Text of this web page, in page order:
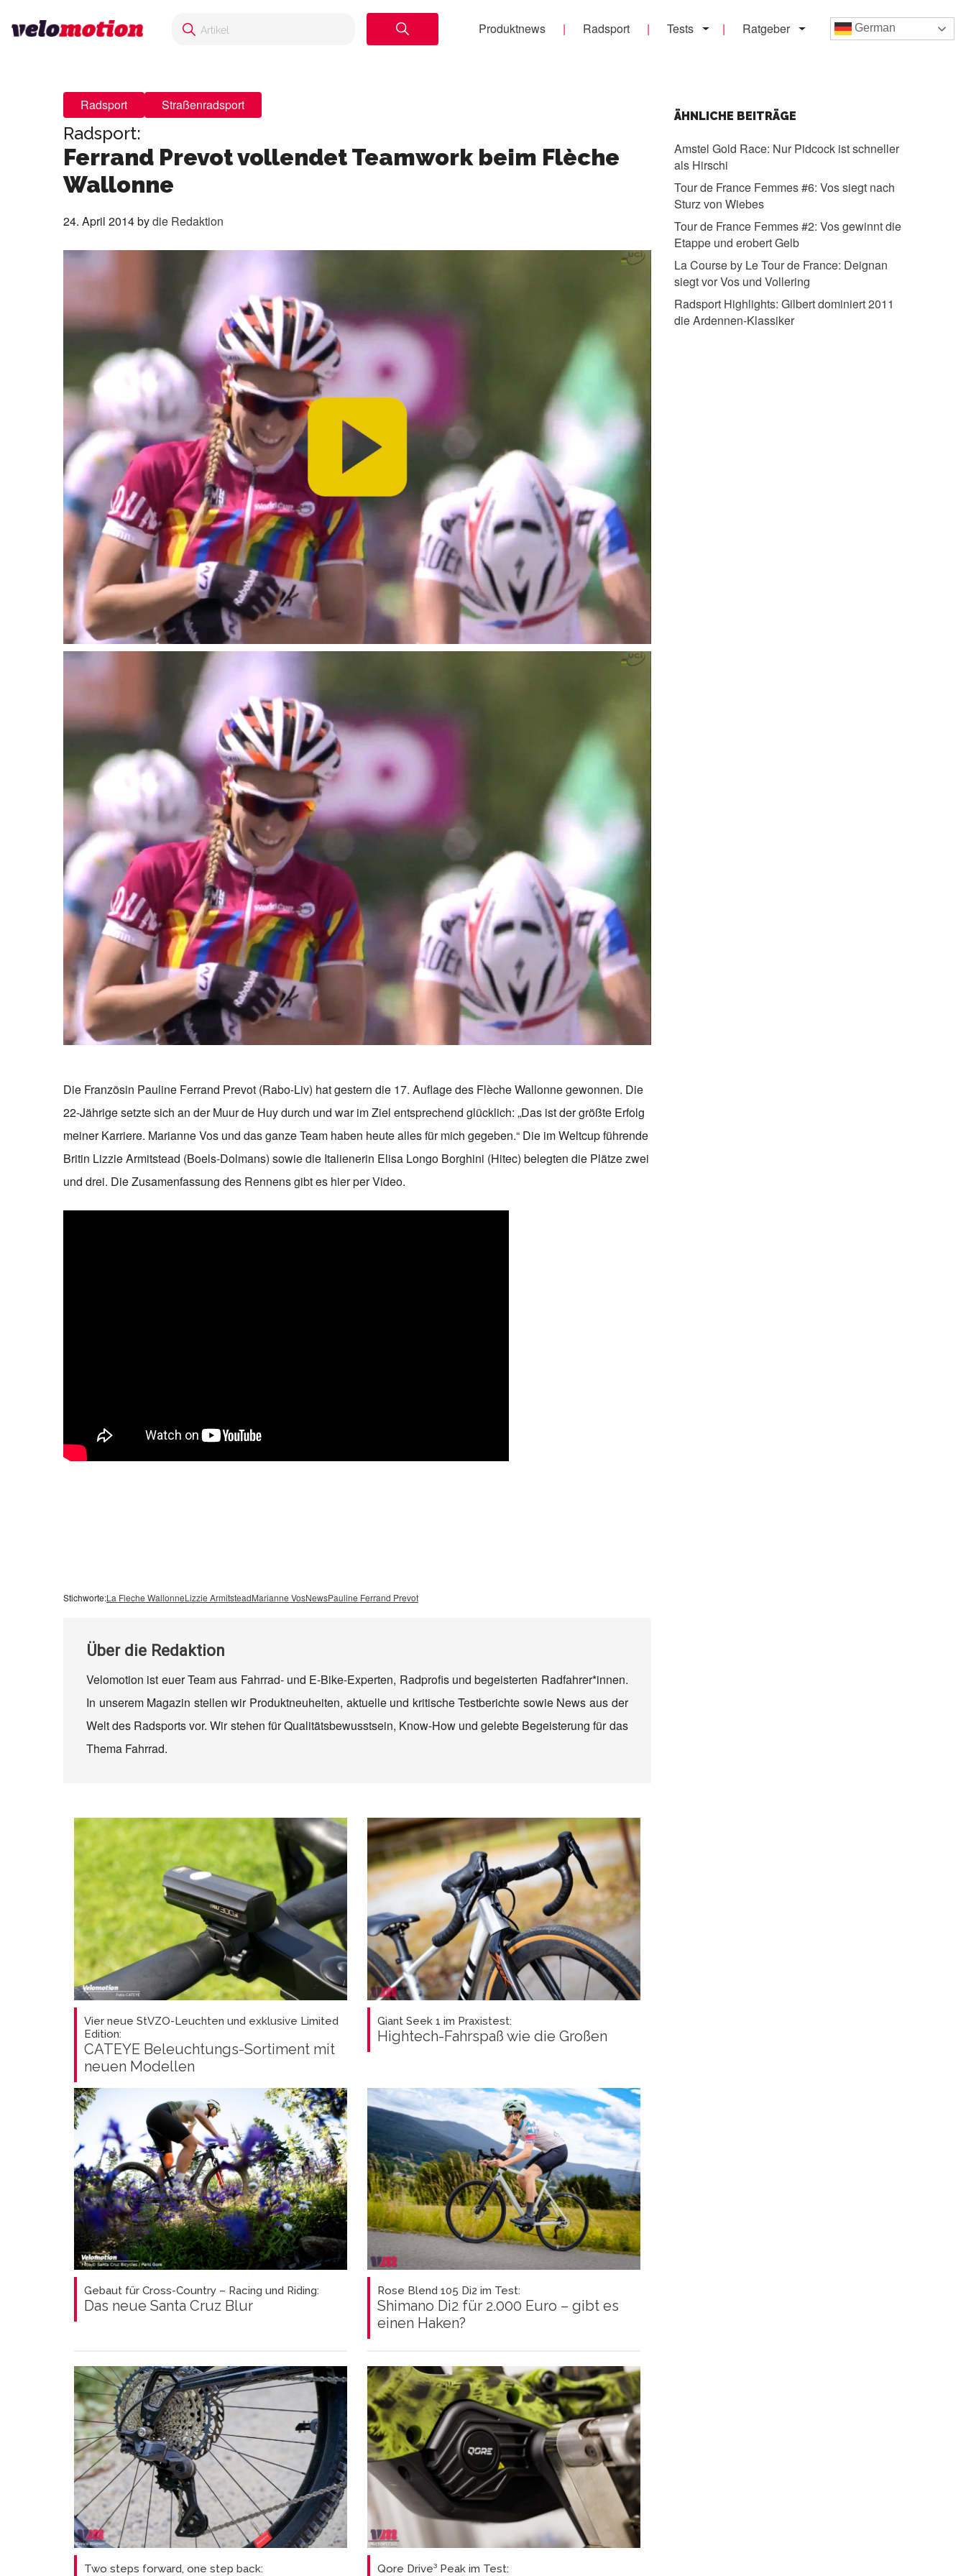
Produktnews Radsport Tests Ratgeber German
Radsport Straßenradsport
Radsport:
Ferrand Prevot vollendet Teamwork beim Flèche
Wallonne
24. April 2014bydie Redaktion
Die Französin Pauline Ferrand Prevot (Rabo-Liv) hat gestern die 17. Auflage des Flèche Wallonne gewonnen. Die
22-Jährige setzte sich an der Muur de Huy durch und war im Ziel entsprechend glücklich: „Das ist der größte Erfolg
meiner Karriere. Marianne Vos und das ganze Team haben heute alles für mich gegeben.“ Die im Weltcup führende
Britin Lizzie Armitstead (Boels-Dolmans) sowie die Italienerin Elisa Longo Borghini (Hitec) belegten die Plätze zwei
und drei. Die Zusamenfassung des Rennens gibt es hier per Video.
Stichworte:La Fleche WallonneLizzie ArmitsteadMarianne VosNewsPauline Ferrand Prevot
Über die Redaktion
Velomotion ist euer Team aus Fahrrad- und E-Bike-Experten, Radprofis und begeisterten Radfahrer*innen.
In unserem Magazin stellen wir Produktneuheiten, aktuelle und kritische Testberichte sowie News aus der
Welt des Radsports vor. Wir stehen für Qualitätsbewusstsein, Know-How und gelebte Begeisterung für das
Thema Fahrrad.
Vier neue StVZO-Leuchten und exklusive Limited
Edition:
CATEYE Beleuchtungs-Sortiment mit
neuen Modellen
Giant Seek 1 im Praxistest:
Hightech-Fahrspaß wie die Großen
Gebaut für Cross-Country – Racing und Riding:
Das neue Santa Cruz Blur
Rose Blend 105 Di2 im Test:
Shimano Di2 für 2.000 Euro – gibt es
einen Haken?
Two steps forward, one step back: Qore Drive³ Peak im Test:
ÄHNLICHE BEITRÄGE
Amstel Gold Race: Nur Pidcock ist schneller
als Hirschi
Tour de France Femmes #6: Vos siegt nach
Sturz von Wiebes
Tour de France Femmes #2: Vos gewinnt die
Etappe und erobert Gelb
La Course by Le Tour de France: Deignan
siegt vor Vos und Vollering
Radsport Highlights: Gilbert dominiert 2011
die Ardennen-Klassiker